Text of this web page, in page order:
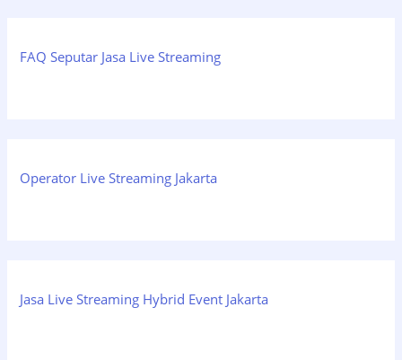
FAQ Seputar Jasa Live Streaming
Operator Live Streaming Jakarta
Jasa Live Streaming Hybrid Event Jakarta